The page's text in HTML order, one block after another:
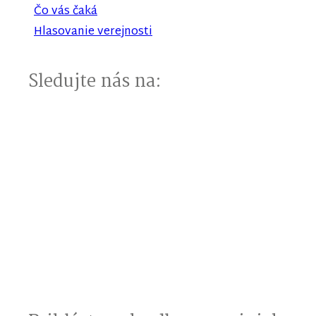
Čo vás čaká
Hlasovanie verejnosti
Sledujte nás na: